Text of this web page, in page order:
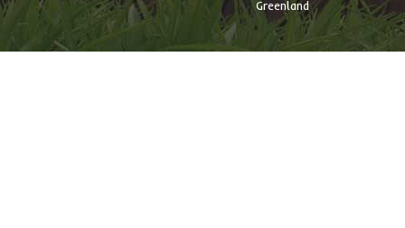
Greenland